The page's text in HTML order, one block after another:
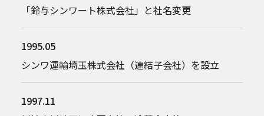
「鈴与シンワート株式会社」と社名変更
1995.05
シンワ運輸埼玉株式会社（連結子会社）を設立
1997.11